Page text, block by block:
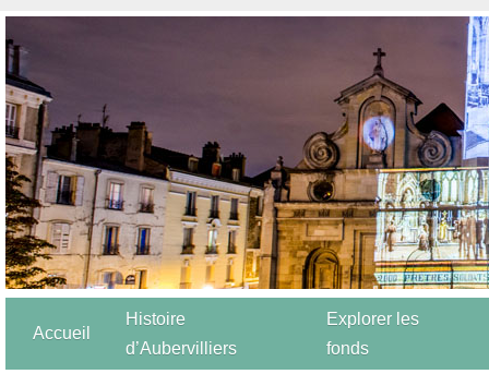
Accueil
Histoire
d’Aubervilliers
Explorer les
fonds